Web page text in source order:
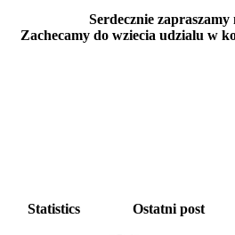
Serdecznie
Zachecamy do wziecia udzialu w
Statistics Ostatni post